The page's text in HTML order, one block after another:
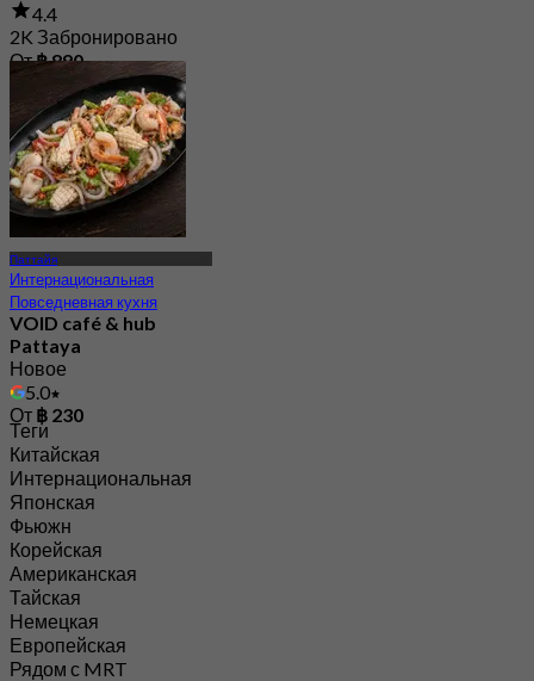
4.4
2K Забронировано
От฿ 890
Паттайя
Интернациональная
Повседневная кухня
VOID café & hub
Pattaya
Новое
5.0
От ฿ 230
Теги
Китайская
Интернациональная
Японская
Фьюжн
Корейская
Американская
Тайская
Немецкая
Европейская
Рядом с MRT